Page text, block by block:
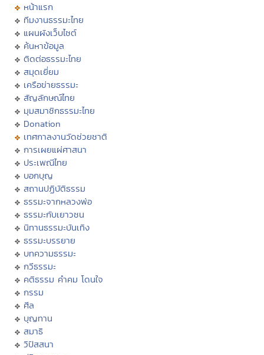
หน้าแรก
ทีมงานธรรมะไทย
แผนผังเว็บไซต์
ค้นหาข้อมูล
ติดต่อธรรมะไทย
สมุดเยี่ยม
เครือข่ายธรรมะ
สัญลักษณ์ไทย
มุมสมาชิกธรรมะไทย
Donation
เทศกาลงานวัดช่วยชาติ
การเผยแผ่ศาสนา
ประเพณีไทย
บอกบุญ
สถานปฏิบัติธรรม
ธรรมะจากหลวงพ่อ
ธรรมะกับเยาวชน
นิทานธรรมะบันเทิง
ธรรมะบรรยาย
บทความธรรมะ
กวีธรรมะ
คติธรรม คำคม โดนใจ
กรรม
ศีล
บุญทาน
สมาธิ
วิปัสสนา